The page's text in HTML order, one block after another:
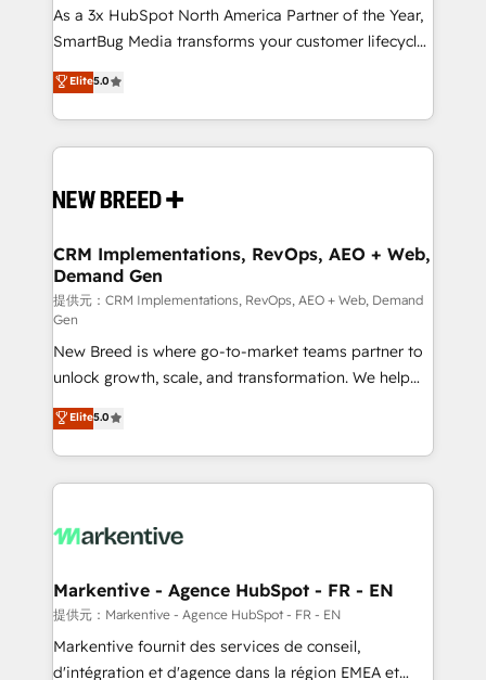
GTMの見える化・自動化まで。全Hub統合運用、デー
タ品質設計、グループ横断のCRM統合に対応します。
の一部をAIが自律実行する組織への移行を設計・実装。
Breeze・Claude等をHubSpotと連携させ、役割定義・
革を、構想から実装・定着までPMOとして主導。「設
の統合・浸透・変革管理を実行します。 ▸ CMS戦略設
計・構築：リード獲得・CVR・SEOを前提にした情報設
計・導線設計・テンプレート設計をContent Hubで一体
提供。 ▸ 既存CRM・MAからの移行支援：Salesforce・
Marketo・Pardot等からの移行、カスタム設計、履歴
データ移行と活用設計まで。 ▸ AEO対応：ChatGPT・
ンツとサイト構造を最適化。 🏆 なぜ100incを選ぶの
か？ ✓ HubSpot Eliteパートナー認定 ✓ HubSpotアワ
ード受賞・HUGリーダー ✓ ISO27001:2022 /
HubSpot大百科 出版 CRM・AI活用に関するご相談、現
せください。
As a 3x HubSpot North America Partner of the Year,
SmartBug Media transforms your customer lifecycle
into a revenue engine. Our unified ecosystem
includes specialized divisions Globalia (AI &
Software) and Point Success Media (Paid Media),
making this the official home for all three brands. 🔄
and system integrations powered by Globalia’s
trainers to drive platform adoption. 📈 Revenue
Generation - Full-funnel marketing and high-
performance advertising via Point Success Media. -
Expert deployment of Breeze AI and custom agents
to automate growth. 🏆 Elite Excellence - 8 platform
accreditations and deep HIPAA-compliance
expertise. - A team of 250+ experts dedicated to
your resilient growth.
Elite5.0
CRM Implementations, RevOps, AEO + Web,
Demand Gen
提供元：CRM Implementations, RevOps, AEO + Web, Demand
Gen
New Breed is where go-to-market teams partner to
unlock growth, scale, and transformation. We help
companies activate HubSpot’s AI-powered
customer platform and operationalize HubSpot’s
Loop Marketing framework through expert-led
services, smart agents, and purpose-built apps,
results, fast. ⚙️CRM & RevOps: Align all Hubs to your
🎯Demand Gen & ABM: Drive pipeline with inbound,
ABM, AEO, SEO, & paid media. 👩‍💻Web Design:
Build high-performing websites with UX, messaging,
& conversion strategy that drive results. 🤖AI
Elite5.0
Markentive - Agence HubSpot - FR - EN
提供元：Markentive - Agence HubSpot - FR - EN
Markentive fournit des services de conseil,
d'intégration et d'agence dans la région EMEA et